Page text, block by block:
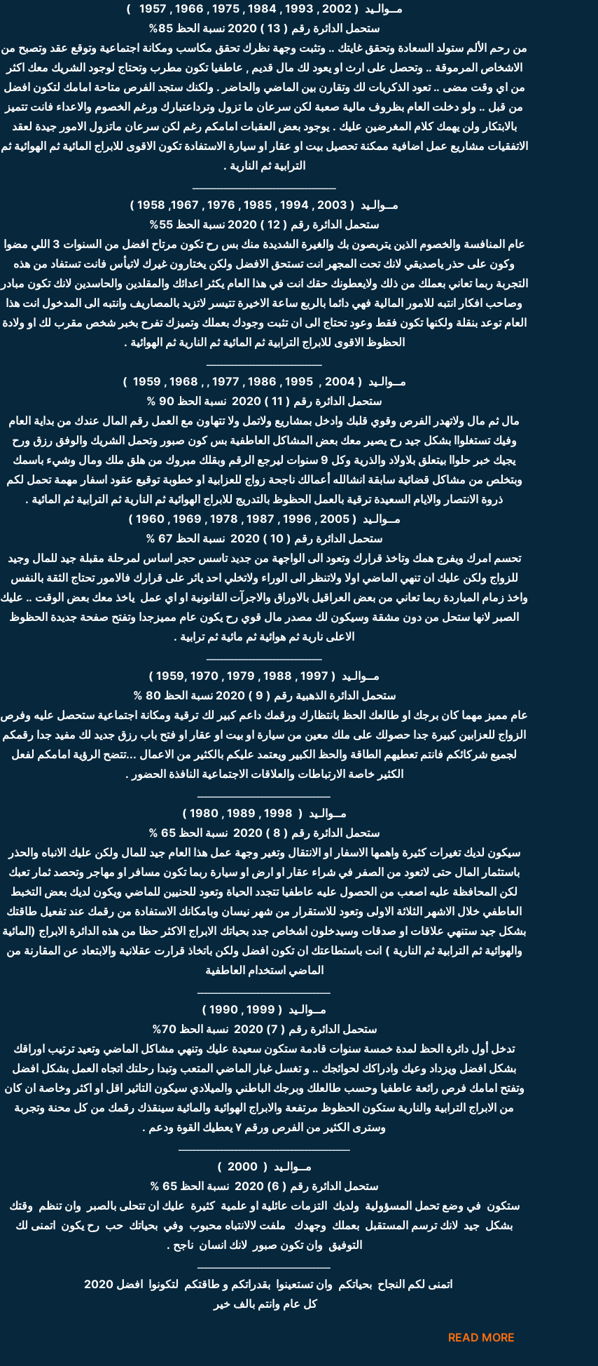
مــوالـيد ( 2002 , 1993 , 1984 , 1975 , 1966 , 1957 )
ستحمل الدائرة رقم ( 13 ) 2020 نسبة الحظ 85%
من رحم الألم ستولد السعادة وتحقق غايتك .. وتثبت وجهة نظرك تحقق مكاسب ومكانة اجتماعية وتوقع عقد وتصبح من
الاشخاص المرموقة .. وتحصل على ارث او يعود لك مال قديم , عاطفيا تكون مطرب وتحتاج لوجود الشريك معك اكثر
من اي وقت مضى .. تعود الذكريات لك وتقارن بين الماضي والحاضر . ولكنك ستجد الفرص متاحة امامك لتكون افضل
من قبل .. ولو دخلت العام بظروف مالية صعبة لكن سرعان ما تزول وترداعتبارك ورغم الخصوم والاعداء فانت تتميز
بالابتكار ولن يهمك كلام المغرضين عليك . يوجود بعض العقبات امامكم رغم لكن سرعان ماتزول الامور جيدة لعقد
الاتفقيات مشاريع عمل اضافية ممكنة تحصيل بيت او عقار او سيارة الاستفادة تكون الاقوى للابراج المائية ثم الهوائية ثم
الترابية ثم النارية .
ـــــــــــــــــــــــــــــــــــــــــ
مــوالـيد ( 2003 , 1994 , 1985 , 1976 , 1967, 1958 )
ستحمل الدائرة رقم ( 12 ) 2020 نسبة الحظ 55%
عام المنافسة والخصوم الذين يتربصون بك والغيرة الشديدة منك بس رح تكون مرتاح افضل من السنوات 3 اللي مضوا
وكون على حذر ياصديقي لانك تحت المجهر انت تستحق الافضل ولكن يختارون غيرك لاتيأس فانت تستفاد من هذه
التجربة ربما تعاني بعملك من ذلك ولايعطونك حقك انت في هذا العام يكثر اعدائك والمقلدين والحاسدين لانك تكون مبادر
وصاحب افكار انتبه للامور المالية فهي دائما بالربع ساعة الاخيرة تتيسر لاتزيد بالمصاريف وانتبه الى المدخول انت هذا
العام توعد بنقلة ولكنها تكون فقط وعود تحتاج الى ان تثبت وجودك بعملك وتميزك تفرح بخبر شخص مقرب لك او ولادة
الحظوظ الاقوى للابراج الترابية ثم المائية ثم النارية ثم الهوائية .
ـــــــــــــــــــــــــــــــــ
مــوالـيد ( 2004 , 1995 , 1986 , 1977 , , 1968 , 1959 )
ستحمل الدائرة رقم ( 11 ) 2020 نسبة الحظ 90 %
مال ثم مال ولاتهدر الفرص وقوي قلبك وادخل بمشاريع ولاتمل ولا تتهاون مع العمل رقم المال عندك من بداية العام
وفيك تستغلواا بشكل جيد رح يصير معك بعض المشاكل العاطفية بس كون صبور وتحمل الشريك والوفق رزق ورح
يجيك خبر حلواا بيتعلق بلاولاد والذرية وكل 9 سنوات ليرجع الرقم وبقلك مبروك من هلق ملك ومال وشيء باسمك
وبتخلص من مشاكل قضائية سابقة انشالله أعمالك ناجحة زواج للعزابية او خطوبة توقيع عقود اسفار مهمة تحمل لكم
ذروة الانتصار والايام السعيدة ترقية بالعمل الحظوظ بالتدريج للابراج الهوائية ثم النارية ثم الترابية ثم المائية .
مــوالـيد ( 2005 , 1996 , 1987 , 1978 , 1969 , 1960 )
ستحمل الدائرة رقم ( 10 ) 2020 نسبة الحظ 67 %
تحسم امرك ويفرج همك وتاخذ قرارك وتعود الى الواجهة من جديد تاسس حجر اساس لمرحلة مقبلة جيد للمال وجيد
للزواج ولكن عليك ان تنهي الماضي اولا ولاتنظر الى الوراء ولاتخلي احد ياثر على قرارك فالامور تحتاج الثقة بالنفس
واخذ زمام المباردة ربما تعاني من بعض العراقيل بالاوراق والاجرآت القانونية او اي عمل ياخذ معك بعض الوقت .. عليك
الصبر لانها ستحل من دون مشقة وسيكون لك مصدر مال قوي رح يكون عام مميزجدا وتفتح صفحة جديدة الحظوظ
الاعلى نارية ثم هوائية ثم مائية ثم ترابية .
ـــــــــــــــــــــــــــــــــ
مــوالـيد ( 1997 , 1988 , 1979 , 1970 ,1959 )
ستحمل الدائرة الذهبية رقم ( 9 ) 2020 نسبة الحظ 80 %
عام مميز مهما كان برجك او طالعك الحظ بانتظارك ورقمك داعم كبير لك ترقية ومكانة اجتماعية ستحصل عليه وفرص
الزواج للعزابين كبيرة جدا حصولك على ملك معين من سيارة او بيت او عقار او فتح باب رزق جديد لك مفيد جدا رقمكم
لجميع شركائكم فانتم تعطيهم الطاقة والحظ الكبير ويعتمد عليكم بالكثير من الاعمال ...تتضح الرؤية امامكم لفعل
الكثير خاصة الارتباطات والعلاقات الاجتماعية النافذة الحضور .
ــــــــــــــــــــــــــــــــــــــ
مــوالـيد ( 1998 , 1989 , 1980 )
ستحمل الدائرة رقم ( 8 ) 2020 نسبة الحظ 65 %
سيكون لديك تغيرات كثيرة واهمها الاسفار او الانتقال وتغير وجهة عمل هذا العام جيد للمال ولكن عليك الانباه والحذر
باستثمار المال حتى لاتعود من الصفر في شراء عقار او ارض او سيارة ربما تكون مسافر او مهاجر وتحصد ثمار تعبك
لكن المحافظة عليه اصعب من الحصول عليه عاطفيا تتجدد الحياة وتعود للحنيين للماضي ويكون لديك بعض التخبط
العاطفي خلال الاشهر الثلاثة الاولى وتعود للاستقرار من شهر نيسان وبامكانك الاستفادة من رقمك عند تفعيل طاقتك
بشكل جيد ستنهي علاقات او صدقات وسيدخلون اشخاص جدد بحياتك الابراج الاكثر حظا من هذه الدائرة الابراج (المائية
والهوائية ثم الترابية ثم النارية ) انت باستطاعتك ان تكون افضل ولكن باتخاذ قرارت عقلانية والابتعاد عن المقارنة من
الماضي استخدام العاطفية
ــــــــــــــــــــــــــــــــــــــ
مــوالـيد ( 1999 , 1990 )
ستحمل الدائرة رقم ( 7) 2020 نسبة الحظ 70%
تدخل أول دائرة الحظ لمدة خمسة سنوات قادمة ستكون سعيدة عليك وتنهي مشاكل الماضي وتعيد ترتيب اوراقك
بشكل افضل ويزداد وعيك وادراكك لحوائجك .. و تغسل غبار الماضي المتعب وتبدا رحلتك اتجاه العمل بشكل افضل
وتفتح امامك فرص رائعة عاطفيا وحسب طالعلك وبرجك الباطني والميلادي سيكون التاثير اقل او اكثر وخاصة ان كان
من الابراج الترابية والنارية ستكون الحظوظ مرتفعة والابراج الهوائية والمائية سينقذك رقمك من كل محنة وتجربة
وسترى الكثير من الفرص ورقم ٧ يعطيك القوة ودعم .
ـــــــــــــــــــــــــــــــــــــــــــــــــ
مــوالـيد ( 2000 )
ستحمل الدائرة رقم ( 6) 2020 نسبة الحظ 65 %
ستكون في وضع تحمل المسؤولية ولديك التزمات عائلية او علمية كثيرة عليك ان تتحلى بالصبر وان تنظم وقتك
بشكل جيد لانك ترسم المستقبل بعملك وجهدك ملفت لالانتباه محبوب وفي بحياتك حب رح يكون اتمنى لك
التوفيق وان تكون صبور لانك انسان ناجح .
ــــــــــــــــــــــــــــــــــــــ
اتمنى لكم النجاح بحياتكم وان تستعينوا بقدراتكم و طاقتكم لتكونوا افضل 2020
كل عام وانتم بالف خير
READ MORE